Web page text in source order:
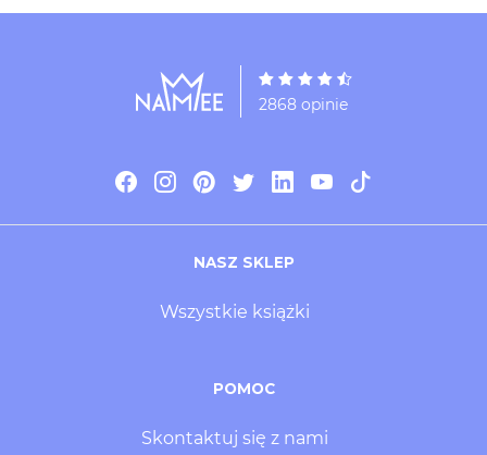
2868 opinie
NASZ SKLEP
Wszystkie książki
POMOC
Skontaktuj się z nami